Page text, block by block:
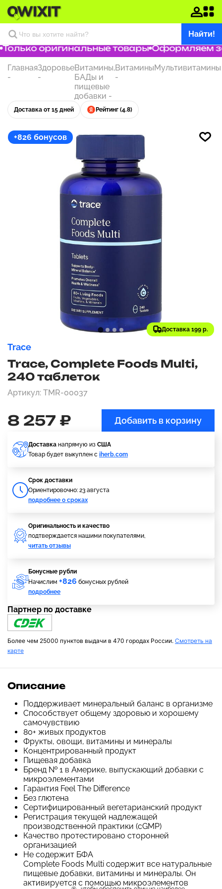
Найти!
оригинальные товары Оформляем
Главная
-
Здоровье
-
Витамины,
БАДы и
пищевые
добавки -
Витамины
-
Мультивитамины
Доставка от 15 дней Рейтинг (4.8)
+826 бонусов
Доставка 199 р.
Trace
Trace, Complete Foods Multi,
240 таблеток
Артикул: TMR-00037
8 257 ₽ Добавить в корзину
Доставка напрямую из США
Товар будет выкуплен с iherb.com
Cрок доставки
Ориентировочно: 23 августа
подробнее о сроках
Оригинальность и качество
подтверждается нашими покупателями,
читать отзывы
Бонусные рубли
Начислим +826 бонусных рублей
подробнее
Партнер по доставке
Более чем 25000 пунктов выдачи в 470 городах России. Смотреть на
карте
Описание
Поддерживает минеральный баланс в организме
Способствует общему здоровью и хорошему
самочувствию
80+ живых продуктов
Фрукты, овощи, витамины и минералы
Концентрированный продукт
Пищевая добавка
Бренд № 1 в Америке, выпускающий добавки с
микроэлементами
Гарантия Feel The Difference
Без глютена
Сертифицированный вегетарианский продукт
Регистрация текущей надлежащей
производственной практики (cGMP)
Качество протестировано сторонней
организацией
Не содержит БФА
Complete Foods Multi содержит все натуральные
пищевые добавки, витамины и минералы. Он
активируется с помощью микроэлементов